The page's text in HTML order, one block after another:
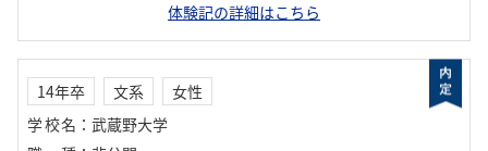
体験記の詳細はこちら
14年卒 文系
女性
学校名 ： 武蔵野大学